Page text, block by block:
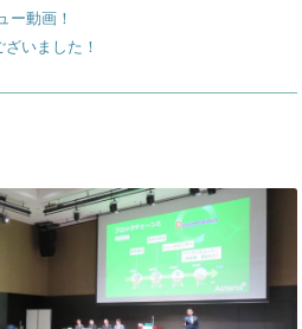
ー動画！
いました！